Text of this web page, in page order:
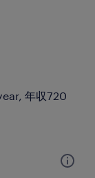
年収720